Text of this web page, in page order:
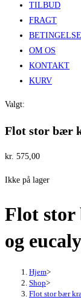
TILBUD
FRAGT
OM OS
KONTAKT
KURV
Valgt:
Flot stor bær
kr. 575,00
Ikke på lager
Flot stor
og
Hjem>
Shop>
Flot stor bær